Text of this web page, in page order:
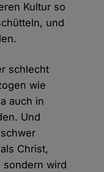
Kultur so
und
schlecht
wie
auch in
Und
Christ,
sondern wird